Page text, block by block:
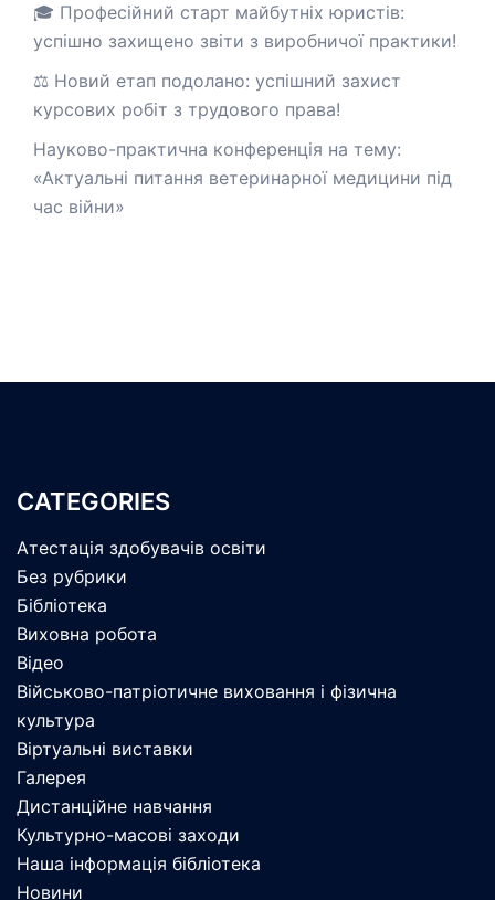
🎓 Професійний старт майбутніх юристів:
успішно захищено звіти з виробничої практики!
⚖️ Новий етап подолано: успішний захист
курсових робіт з трудового права!
Науково-практична конференція на тему:
«Актуальні питання ветеринарної медицини під
час війни»
CATEGORIES
Атестація здобувачів освіти
Без рубрики
Бібліотека
Виховна робота
Відео
Військово-патріотичне виховання і фізична
культура
Віртуальні виставки
Галерея
Дистанційне навчання
Культурно-масові заходи
Наша інформація бібліотека
Новини